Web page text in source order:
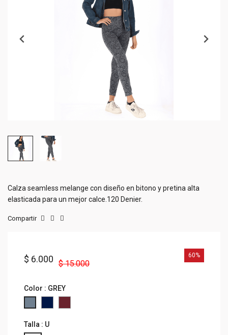
Calza seamless melange con diseño en bitono y pretina alta
elasticada para un mejor calce.120 Denier.
Compartir
$ 6.000 $ 15.000
60%
Color : GREY
Talla : U